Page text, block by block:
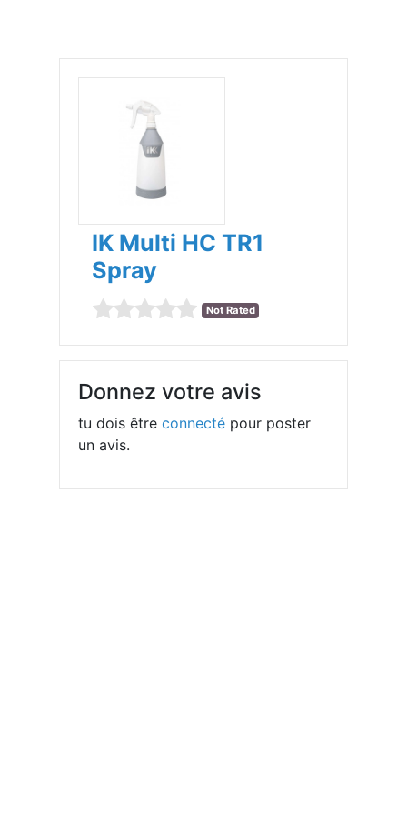
IK Multi HC TR1
Spray
Not Rated
Donnez votre avis
tu dois êtreconnecté pour poster
un avis.